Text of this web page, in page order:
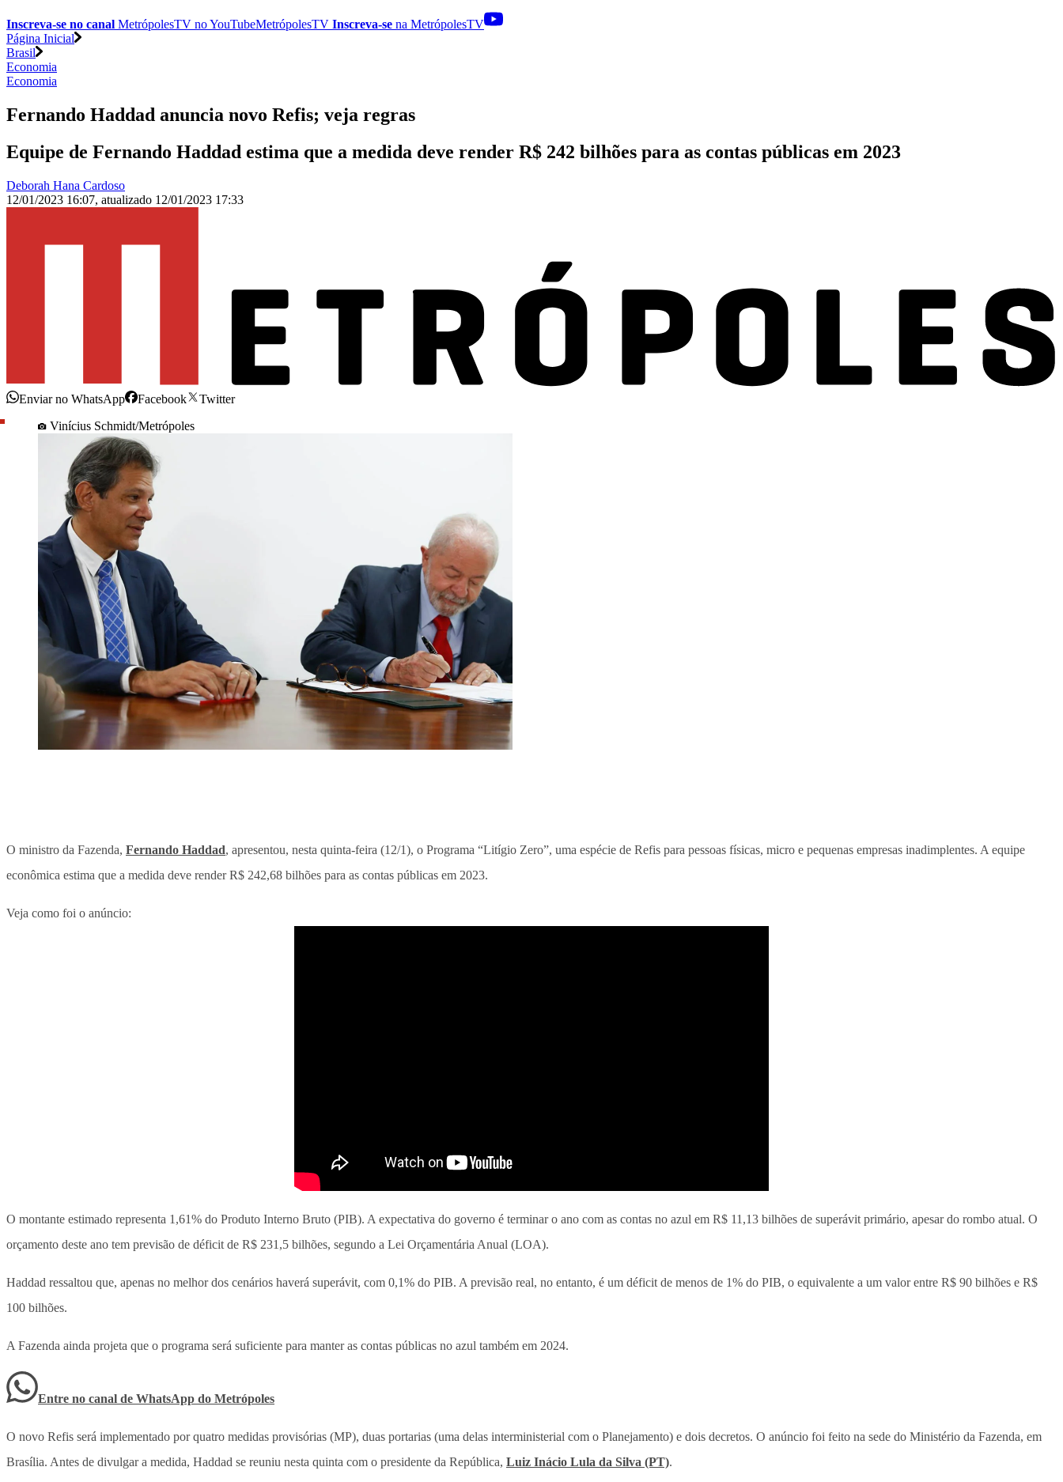
Inscreva-se no canal MetrópolesTV noYouTubeMetrópolesTV Inscreva-se na MetrópolesTV
Página Inicial
Brasil
Economia
Economia
Fernando Haddad anuncia novo Refis; veja regras
Equipe de Fernando Haddad estima que a medida deve render R$ 242 bilhões para as contas públicas em 2023
Deborah Hana Cardoso
12/01/2023 16:07, atualizado 12/01/2023 17:33
Enviar no WhatsApp Facebook
Twitter
Vinícius Schmidt/Metrópoles
O ministro da Fazenda, Fernando Haddad, apresentou, nesta quinta-feira (12/1), o Programa “Litígio Zero”, uma espécie de Refis para pessoas físicas, micro e pequenas empresas inadimplentes. A equipe
econômica estima que a medida deve render R$ 242,68 bilhões para as contas públicas em 2023.
Veja como foi o anúncio:
O montante estimado representa 1,61% do Produto Interno Bruto (PIB). A expectativa do governo é terminar o ano com as contas no azul em R$ 11,13 bilhões de superávit primário, apesar do rombo atual. O
orçamento deste ano tem previsão de déficit de R$ 231,5 bilhões, segundo a Lei Orçamentária Anual (LOA).
Haddad ressaltou que, apenas no melhor dos cenários haverá superávit, com 0,1% do PIB. A previsão real, no entanto, é um déficit de menos de 1% do PIB, o equivalente a um valor entre R$ 90 bilhões e R$
100 bilhões.
A Fazenda ainda projeta que o programa será suficiente para manter as contas públicas no azul também em 2024.
Entre no canal de WhatsApp do Metrópoles
O novo Refis será implementado por quatro medidas provisórias (MP), duas portarias (uma delas interministerial com o Planejamento) e dois decretos. O anúncio foi feito na sede do Ministério da Fazenda, em
Brasília. Antes de divulgar a medida, Haddad se reuniu nesta quinta com o presidente da República, Luiz Inácio Lula da Silva (PT).